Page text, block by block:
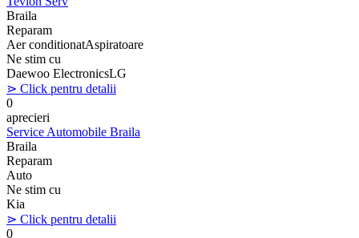
Braila
Reparam
Aer conditionatAspiratoare
Ne stim cu
Daewoo ElectronicsLG
⋗ Click pentru detalii
0
aprecieri
Service Automobile Braila
Braila
Reparam
Auto
Ne stim cu
Kia
⋗ Click pentru detalii
0